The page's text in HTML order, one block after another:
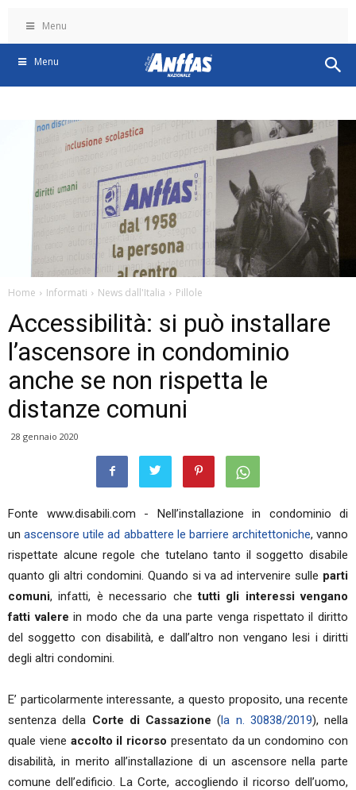
Menu
Menu
Home Informati News dall'Italia Pillole
Accessibilità: si può installare
l’ascensore in condominio
anche se non rispetta le
distanze comuni
28 gennaio 2020
Fonte www.disabili.com - Nell’installazione in condominio di
unascensore utile ad abbattere le barriere architettoniche, vanno
rispettate alcune regole che tutelano tanto il soggetto disabile
quanto gli altri condomini. Quando si va ad intervenire sulle parti
comuni, infatti, è necessario chetutti gli interessi vengano
fatti valere in modo che da una parte venga rispettato il diritto
del soggetto con disabilità, e dall’altro non vengano lesi i diritti
degli altri condomini.
E’ particolarmente interessante, a questo proposito, una recente
sentenza della Corte di Cassazione (la n. 30838/2019), nella
quale viene accolto il ricorso presentato da un condomino con
disabilità, in merito all’installazione di un ascensore nella parte
comune dell’edificio. La Corte, accogliendo il ricorso dell’uomo,